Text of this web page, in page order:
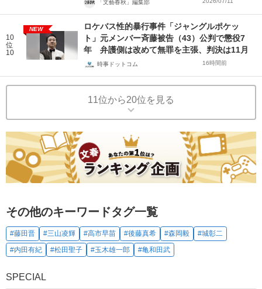
「文藝春秋」編集部
10
位
10
NEW
ロケバス性的暴行事件「ジャングルポケッ
ト」元メンバー斉藤被告（43）公判で懲役7
年 弁護側は改めて無罪を主張、判決は11月
時事ドットコム 16時間前
11位から20位を見る
その他のキーワードタグ一覧
#藤田晋 #三山凌輝 #高市早苗 #後藤真希 #森岡毅
#城彰二
#内田有紀
#松田聖子 #玉木雄一郎 #亀和田武
SPECIAL